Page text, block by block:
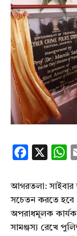
X
আগরতলা: সাইবার
সচেতন করতে হবে।
অপরাধমূলক
সামঞ্জস্য রেখে